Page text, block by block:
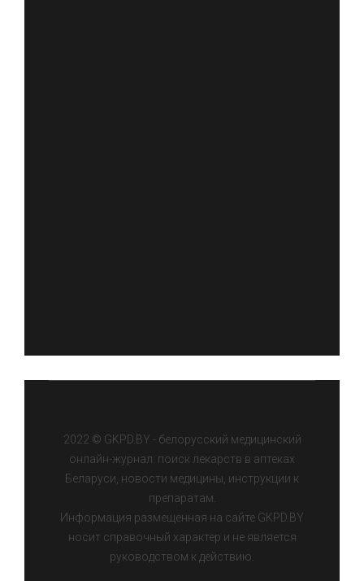
2022 © GKPD.BY - белорусский медицинский
онлайн-журнал: поиск лекарств в аптеках
Беларуси, новости медицины, инструкции к
препаратам.
Информация размещенная на сайте GKPD.BY
носит справочный характер и не является
руководством к действию.